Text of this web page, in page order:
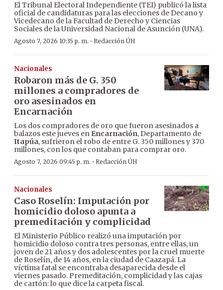
El Tribunal Electoral Independiente (TEI) publicó la lista
oficial de candidaturas para las elecciones de Decano y
Vicedecano de la Facultad de Derecho y Ciencias
Sociales de la Universidad Nacional de Asunción (UNA).
Agosto 7, 2026 10:35 p. m. · Redacción ÚH
Nacionales
Robaron más de G. 350
millones a compradores de
oro asesinados en
Encarnación
Los dos compradores de oro que fueron asesinados a
balazos este jueves en Encarnación, Departamento de
Itapúa, sufrieron el robo de entre G. 350 millones y 370
millones, con los que contaban para comprar oro.
Agosto 7, 2026 09:45 p. m. · Redacción ÚH
Nacionales
Caso Roselín: Imputación por
homicidio doloso apunta a
premeditación y complicidad
El Ministerio Público realizó una imputación por
homicidio doloso contra tres personas, entre ellas, un
joven de 21 años y dos adolescentes por la cruel muerte
de Roselín, de 14 años, en la ciudad de Caazapá. La
víctima fatal se encontraba desaparecida desde el
viernes pasado. Premeditación, complicidad y las cajas
de cartón: lo que dice la carpeta fiscal.